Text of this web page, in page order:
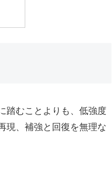
踏むことよりも、低強度
現、補強と回復を無理な